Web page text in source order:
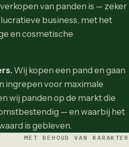
van panden is — zeker
business, met het
en cosmetische
Wij kopen een pand en gaan
ingrepen voor maximale
wij panden op de markt die
— en waarbij het
is gebleven.
MET BEHOUD VAN KARAKTER